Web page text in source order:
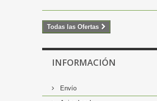
Todas las Ofertas
INFORMACIÓN
Envío